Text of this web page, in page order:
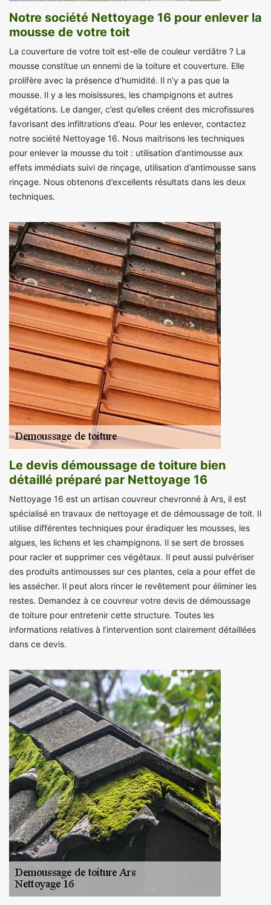
Notre société Nettoyage 16 pour enlever la
mousse de votre toit
La couverture de votre toit est-elle de couleur verdâtre ? La
mousse constitue un ennemi de la toiture et couverture. Elle
prolifère avec la présence d’humidité. Il n’y a pas que la
mousse. Il y a les moisissures, les champignons et autres
végétations. Le danger, c’est qu’elles créent des microfissures
favorisant des infiltrations d’eau. Pour les enlever, contactez
notre société Nettoyage 16. Nous maitrisons les techniques
pour enlever la mousse du toit : utilisation d’antimousse aux
effets immédiats suivi de rinçage, utilisation d’antimousse sans
rinçage. Nous obtenons d’excellents résultats dans les deux
techniques.
Le devis démoussage de toiture bien
détaillé préparé par Nettoyage 16
Nettoyage 16 est un artisan couvreur chevronné à Ars, il est
spécialisé en travaux de nettoyage et de démoussage de toit. Il
utilise différentes techniques pour éradiquer les mousses, les
algues, les lichens et les champignons. Il se sert de brosses
pour racler et supprimer ces végétaux. Il peut aussi pulvériser
des produits antimousses sur ces plantes, cela a pour effet de
les assécher. Il peut alors rincer le revêtement pour éliminer les
restes. Demandez à ce couvreur votre devis de démoussage
de toiture pour entretenir cette structure. Toutes les
informations relatives à l’intervention sont clairement détaillées
dans ce devis.